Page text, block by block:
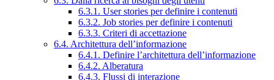
6.3.1. User stories per definire i contenuti
6.3.2. Job stories per definire i contenuti
6.3.3. Criteri di accettazione
6.4. Architettura dell’informazione
6.4.1. Definire l’architettura dell’informazione
6.4.2. Alberatura
6.4.3. Flussi di interazione